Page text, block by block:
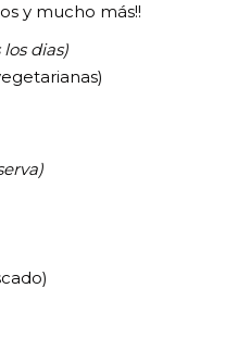
y mucho más!!
dias)